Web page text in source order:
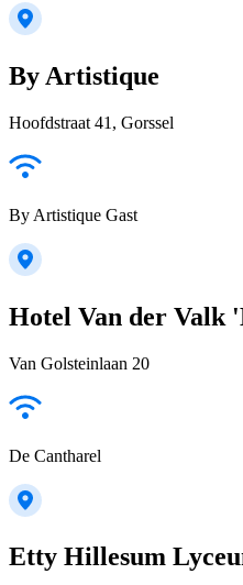
By Artistique
Hoofdstraat 41, Gorssel
By Artistique Gast
Hotel Van der Valk
Van Golsteinlaan 20
De Cantharel
Etty Hillesum